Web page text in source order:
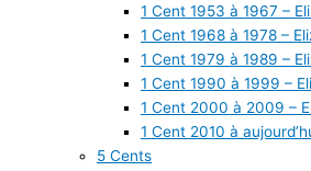
1 Cent 1953 à 1967 –
1 Cent 1968 à 1978 –
1 Cent 1979 à 1989 –
1 Cent 1990 à 1999 –
1 Cent 2000 à 2009 –
1 Cent 2010 à
5 Cents